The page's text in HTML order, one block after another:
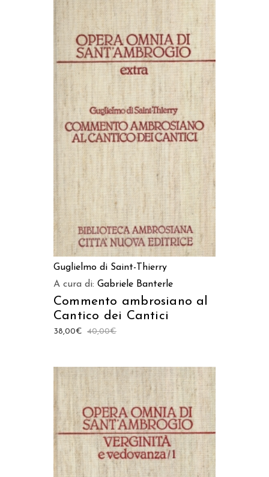
AGGIUNGI AL CARRELLO
Guglielmo di Saint-Thierry
A cura di: Gabriele Banterle
Commento ambrosiano al
Cantico dei Cantici
40,00€
38,00€